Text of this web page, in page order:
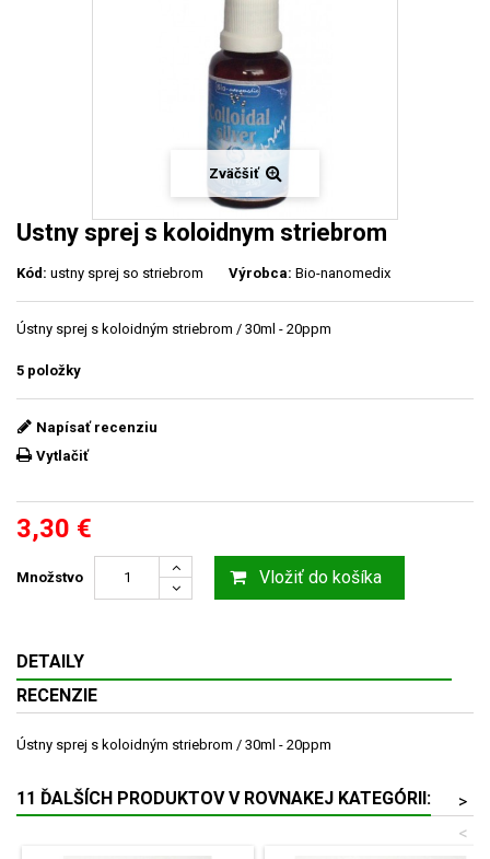
Zväčšiť
Ustny sprej s koloidnym striebrom
Kód: ustny sprej so striebrom Výrobca: Bio-nanomedix
Ústny sprej s koloidným striebrom / 30ml - 20ppm
5 položky
Napísať recenziu
Vytlačiť
3,30 €
Množstvo Vložiť do košíka
DETAILY
RECENZIE
Ústny sprej s koloidným striebrom / 30ml - 20ppm
11 ĎALŠÍCH PRODUKTOV V ROVNAKEJ KATEGÓRII:
>
<